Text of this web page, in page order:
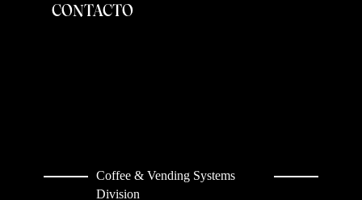
CONTACTO
Coffee & Vending Systems
Division